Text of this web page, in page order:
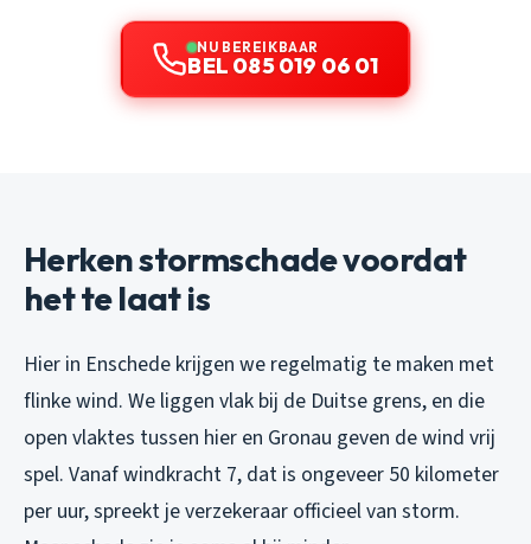
NU BEREIKBAAR
BEL 085 019 06 01
Herken stormschade voordat
het te laat is
Hier in Enschede krijgen we regelmatig te maken met
flinke wind. We liggen vlak bij de Duitse grens, en die
open vlaktes tussen hier en Gronau geven de wind vrij
spel. Vanaf windkracht 7, dat is ongeveer 50 kilometer
per uur, spreekt je verzekeraar officieel van storm.